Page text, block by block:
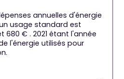
annuelles d'énergie
usage standard est
€ . 2021 étant l'année
l'énergie utilisés pour